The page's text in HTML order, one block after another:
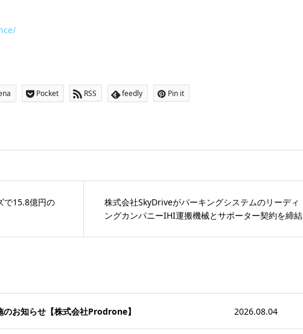
Pocket RSS feedly Pin it
で15.8億円の
株式会社SkyDriveがパーキングシステムのリーディ
ングカンパニーIHI運搬機械とサポーター契約を締結
お知らせ【株式会社Prodrone】 2026.08.04